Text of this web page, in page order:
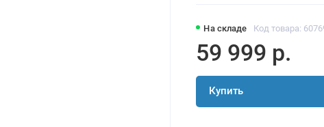
На складе Код товара:
59 999 р.
Купить